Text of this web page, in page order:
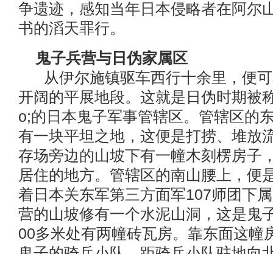
争遗迹，感知当年日本侵略者在阿尔
书的滔天罪行。
鬼子兵营与日伪家属区
从伊尔施镇驱车西行十余里，便可
开阔的平展地段。这就是日伪时期被
o;的日本鬼子军事管辖区。管辖区的
有一块平坦之地，这便是打捞、堆放
存场旁边的山坡下有一幢木刻楞房子
居住的地方。管辖区的南山腰上，便
着日本关东军第三方面军107师团下
营的山坡修有一个水泥山洞，这是鬼
00多米处有两幢砖瓦房。靠东面这幢